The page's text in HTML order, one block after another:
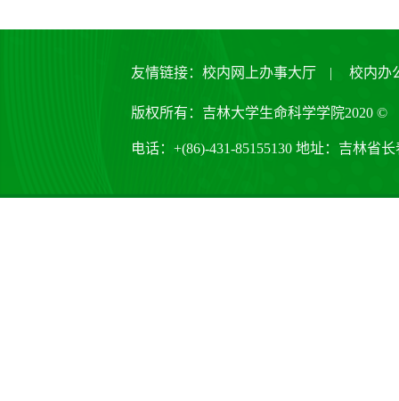
友情链接： 校内网上办事大厅 | 校内办
版权所有：吉林大学生命科学学院2020 ©
电话：+(86)-431-85155130 地址：吉林省